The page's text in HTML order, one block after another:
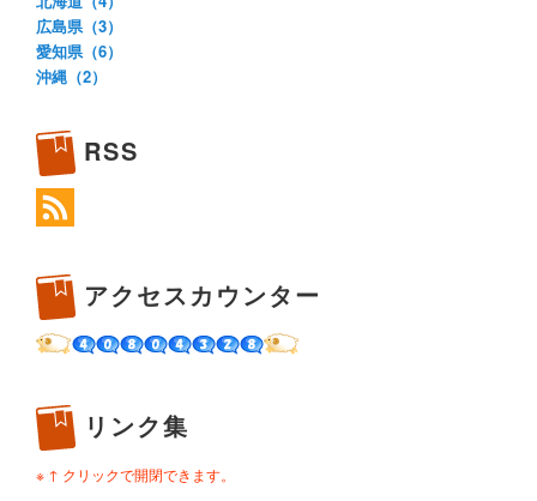
広島県（3）
愛知県（6）
沖縄（2）
RSS
アクセスカウンター
リンク集
※ ↑ クリックで開閉できます。